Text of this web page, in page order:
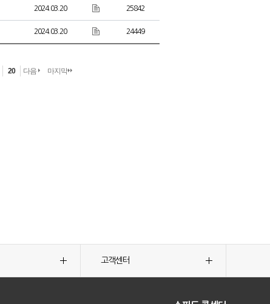
2024.03.20 25842
2024.03.20 24449
20 다음 마지막
고객센터